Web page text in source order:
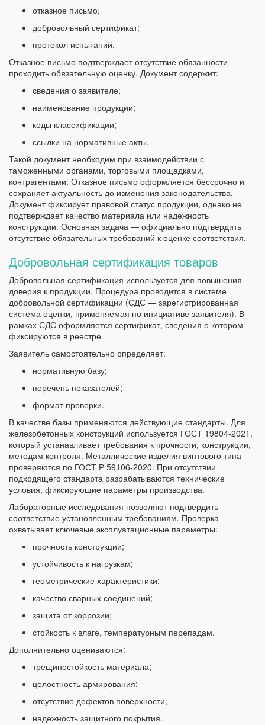
отказное письмо;
добровольный сертификат;
протокол испытаний.
Отказное письмо подтверждает отсутствие обязанности
проходить обязательную оценку. Документ содержит:
сведения о заявителе;
наименование продукции;
коды классификации;
ссылки на нормативные акты.
Такой документ необходим при взаимодействии с
таможенными органами, торговыми площадками,
контрагентами. Отказное письмо оформляется бессрочно и
сохраняет актуальность до изменения законодательства.
Документ фиксирует правовой статус продукции, однако не
подтверждает качество материала или надежность
конструкции. Основная задача — официально подтвердить
отсутствие обязательных требований к оценке соответствия.
Добровольная сертификация товаров
Добровольная сертификация используется для повышения
доверия к продукции. Процедура проводится в системе
добровольной сертификации (СДС — зарегистрированная
система оценки, применяемая по инициативе заявителя). В
рамках СДС оформляется сертификат, сведения о котором
фиксируются в реестре.
Заявитель самостоятельно определяет:
нормативную базу;
перечень показателей;
формат проверки.
В качестве базы применяются действующие стандарты. Для
железобетонных конструкций используется ГОСТ 19804-2021,
который устанавливает требования к прочности, конструкции,
методам контроля. Металлические изделия винтового типа
проверяются по ГОСТ Р 59106-2020. При отсутствии
подходящего стандарта разрабатываются технические
условия, фиксирующие параметры производства.
Лабораторные исследования позволяют подтвердить
соответствие установленным требованиям. Проверка
охватывает ключевые эксплуатационные параметры:
прочность конструкции;
устойчивость к нагрузкам;
геометрические характеристики;
качество сварных соединений;
защита от коррозии;
стойкость к влаге, температурным перепадам.
Дополнительно оцениваются:
трещиностойкость материала;
целостность армирования;
отсутствие дефектов поверхности;
надежность защитного покрытия.